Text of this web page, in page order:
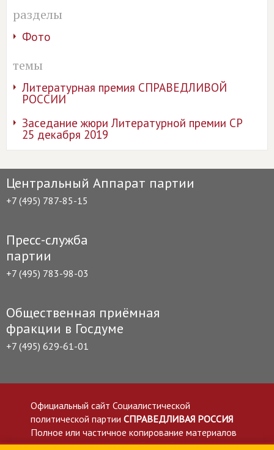
разделы
Фото
темы
Литературная премия СПРАВЕДЛИВОЙ
РОССИИ
Заседание жюри Литературной премии СР
25 декабря 2019
Центральный Аппарат партии
+7 (495) 787-85-15
Пресс-служба
партии
+7 (495) 783-98-03
Общественная приёмная
фракции в Госдуме
+7 (495) 629-61-01
Официальный сайт Социалистической
политической партии СПРАВЕДЛИВАЯ РОССИЯ
Полное или частичное копирование материалов
приветствуется со ссылкой на сайт spravedlivo.ru